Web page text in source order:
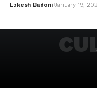
Lokesh Badoni January 19,